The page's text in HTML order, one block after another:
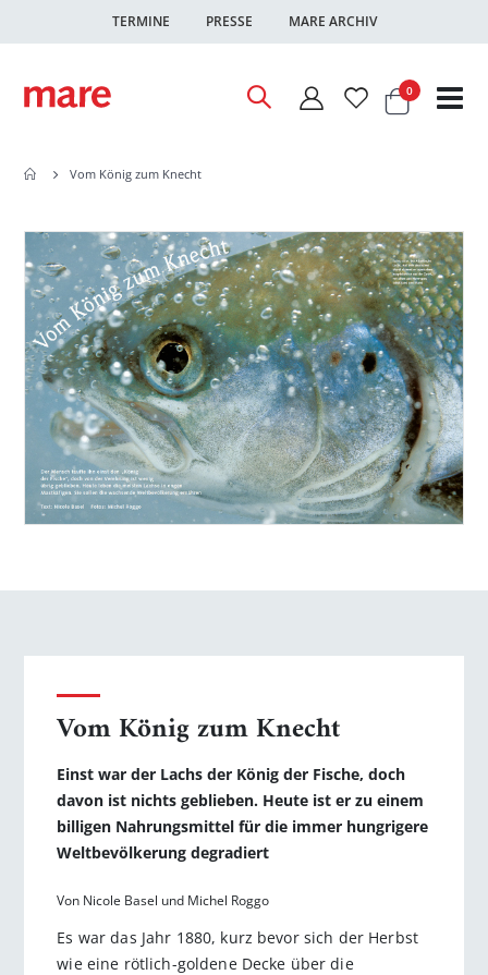
TERMINE PRESSE MARE ARCHIV
Warenkorb
0Artikel
Vom König zum Knecht
Zum
Ende
der
Bildgalerie
springen
Zum
Anfang
der
Bildgalerie
springen
Vom König zum Knecht
Einst war der Lachs der König der Fische, doch
davon ist nichts geblieben. Heute ist er zu einem
billigen Nahrungsmittel für die immer hungrigere
Weltbevölkerung degradiert
Von Nicole Basel und Michel Roggo
Es war das Jahr 1880, kurz bevor sich der Herbst
wie eine rötlich-goldene Decke über die